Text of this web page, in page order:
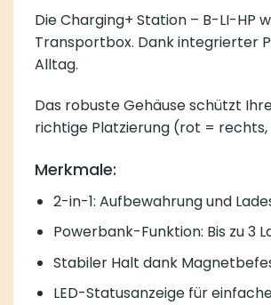
Die Charging+ Station – B-LI-HP
Transportbox. Dank integrierter
Alltag.
Das robuste Gehäuse schützt
richtige Platzierung (rot = rechts,
Merkmale:
2-in-1: Aufbewahrung und
Powerbank-Funktion: Bis zu 3
Stabiler Halt dank
LED-Statusanzeige für